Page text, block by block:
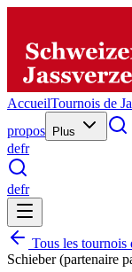
AccueilTournois de
propos
Plus
defr
defr
Tous les tournois
Schieber (partenaire